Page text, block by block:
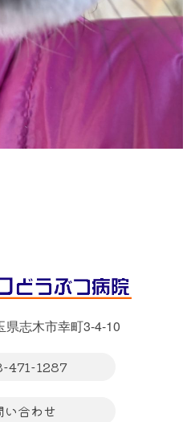
県志木市幸町3-4-10
471-1287
い合わせ